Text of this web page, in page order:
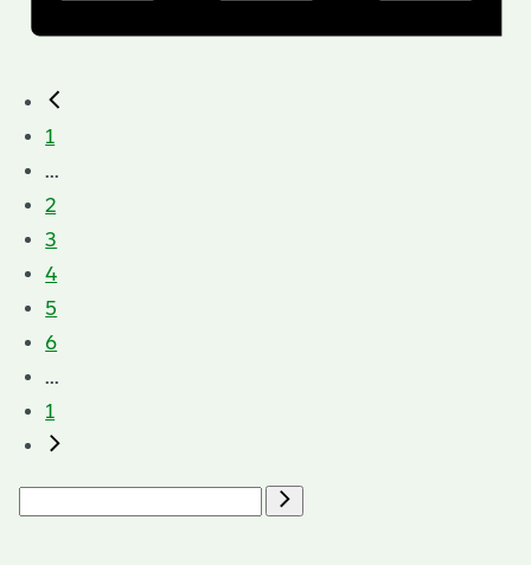
1
...
2
3
4
5
6
...
1